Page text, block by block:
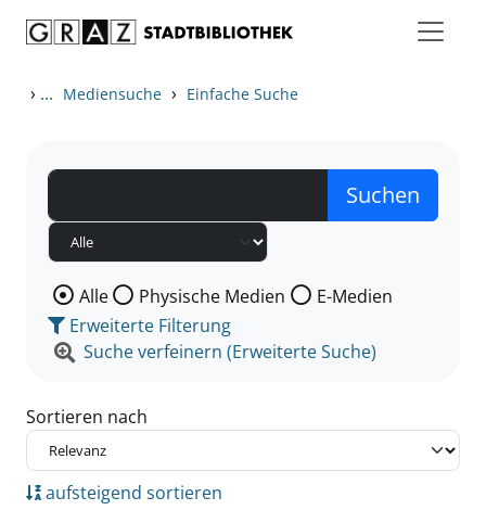
› ... Mediensuche › Einfache Suche
Wählen Sie die Medienart nach der Sie suchen wollen.
Alle Physische Medien
E-Medien
Erweiterte Filterung
Suche verfeinern (Erweiterte Suche)
Sortieren nach
aufsteigend sortieren